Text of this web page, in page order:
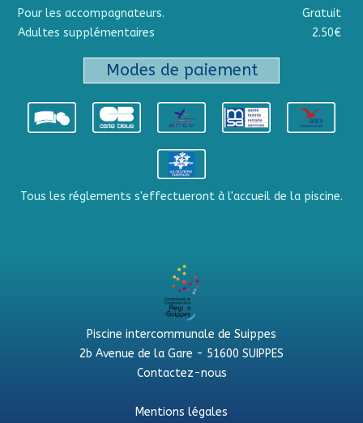
Pour les accompagnateurs.
Gratuit
Adultes supplémentaires
2.50€
Modes de paiement
Tous les réglements s'effectueront à l'accueil de la piscine.
Piscine intercommunale de Suippes
2b Avenue de la Gare - 51600 SUIPPES
Contactez-nous
Mentions légales